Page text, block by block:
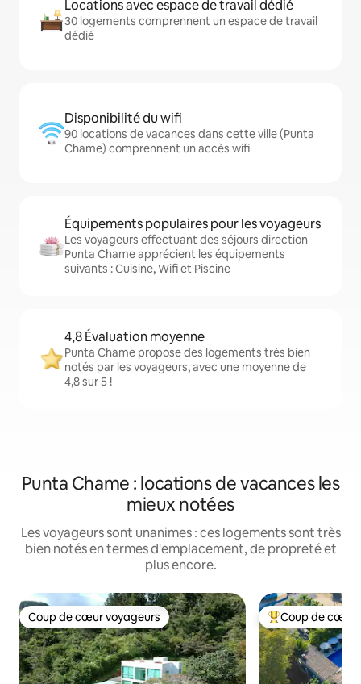
Locations avec espace de travail dédié
30 logements comprennent un espace de travail
dédié
Disponibilité du wifi
90 locations de vacances dans cette ville (Punta
Chame) comprennent un accès wifi
Équipements populaires pour les voyageurs
Les voyageurs effectuant des séjours direction
Punta Chame apprécient les équipements
suivants : Cuisine, Wifi et Piscine
4,8 Évaluation moyenne
Punta Chame propose des logements très bien
notés par les voyageurs, avec une moyenne de
4,8 sur 5 !
Punta Chame : locations de vacances les
mieux notées
Les voyageurs sont unanimes : ces logements sont très
bien notés en termes d'emplacement, de propreté et
plus encore.
Coup de cœur voyageurs
Coup de cœur voyageurs Coups de cœur
Coup de cœur